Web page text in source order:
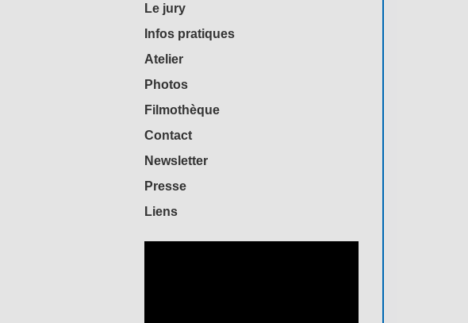
Le jury
Infos pratiques
Atelier
Photos
Filmothèque
Contact
Newsletter
Presse
Liens